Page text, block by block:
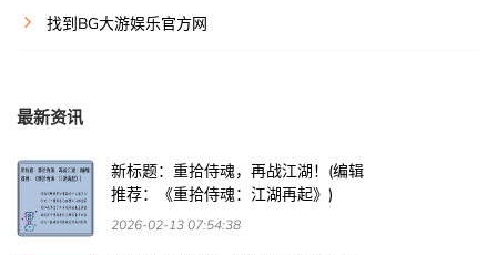
找到BG大游娱乐官方网
最新资讯
新标题：重拾侍魂，再战江湖！(编辑
推荐：《重拾侍魂：江湖再起》)
2026-02-13 07:54:38